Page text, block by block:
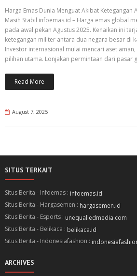
Harga Emas Dunia Menguat Akibat Ketegangan
Masih Stabil infoemas.id – Harga emas global
pada awal pekan Agustus 2025. Kenaikan ini
ketegangan militer antara dua negara besar di
Investor internasional mulai mencari aset
pilihan utama. Lonjakan permintaan dari pasar
Read More
August 7, 2025
SITUS TERKAIT
Situs Berita - Infoemas : infoemas.id
Situs Berita - Hargasemen : hargasemen.id
Situs Berita - Esports : unequalledmedia.com
Situs Berita - Belikaca : belikaca.id
Situs Berita - Indonesiafashion :
ARCHIVES